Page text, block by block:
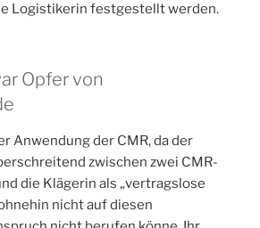
Logistikerin festgestellt werden.
Opfer von
Anwendung der CMR, da der
zwischen zwei CMR-
die Klägerin als „vertragslose
nicht auf diesen